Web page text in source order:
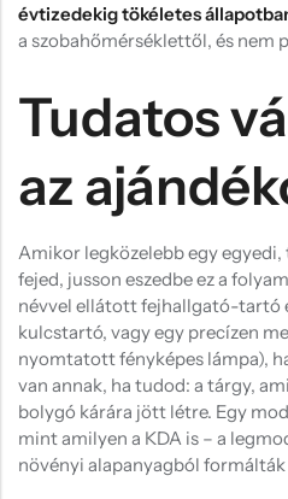
évtizedekig tökéletes
a szobahőmérséklettől, és nem
Tudatos
az
Amikor legközelebb egy
fejed, jusson eszedbe ez a
névvel ellátott fejhallgató-tartó
kulcstartó, vagy egy precízen
nyomtatott fényképes lámpa),
van annak, ha tudod: a tárgy,
bolygó kárára jött létre. Egy
mint amilyen a KDA is – a
növényi alapanyagból